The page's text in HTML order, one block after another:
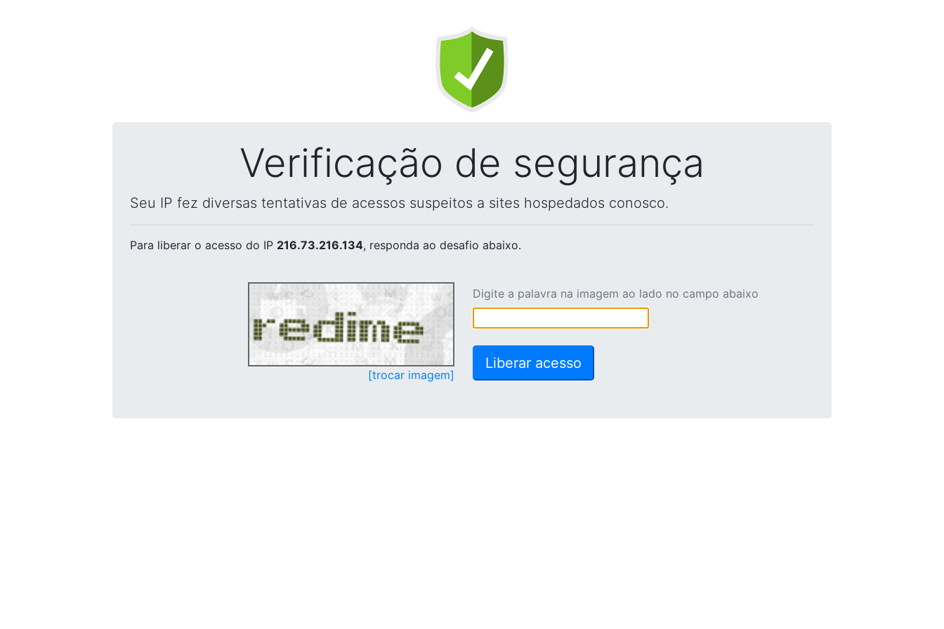
Verificação de segurança
Seu IP fez diversas tentativas de acessos suspeitos a sites hospedados conosco.
Para liberar o acesso do IP 216.73.216.134, responda ao desafio abaixo.
[trocar imagem]
Digite a palavra na imagem ao lado no campo abaixo